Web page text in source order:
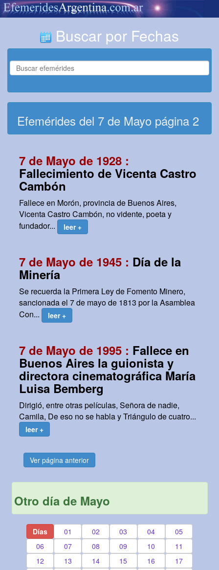
Buscar por Fechas
Efemérides del 7 de Mayo página 2
7 de Mayo de 1928 :
Fallecimiento de Vicenta Castro
Cambón
Fallece en Morón, provincia de Buenos Aires,
Vicenta Castro Cambón, no vidente, poeta y
fundador...
leer +
7 de Mayo de 1945 : Día de la
Minería
Se recuerda la Primera Ley de Fomento Minero,
sancionada el 7 de mayo de 1813 por la Asamblea
Con...
leer +
7 de Mayo de 1995 : Fallece en
Buenos Aires la guionista y
directora cinematográfica María
Luisa Bemberg
Dirigió, entre otras películas, Señora de nadie,
Camila, De eso no se habla y Triángulo de cuatro...
leer +
Ver página anterior
Otro día de Mayo
Días 01 02 03 04
05
06
07 08 09 10
11
12
13 14 15 16
17